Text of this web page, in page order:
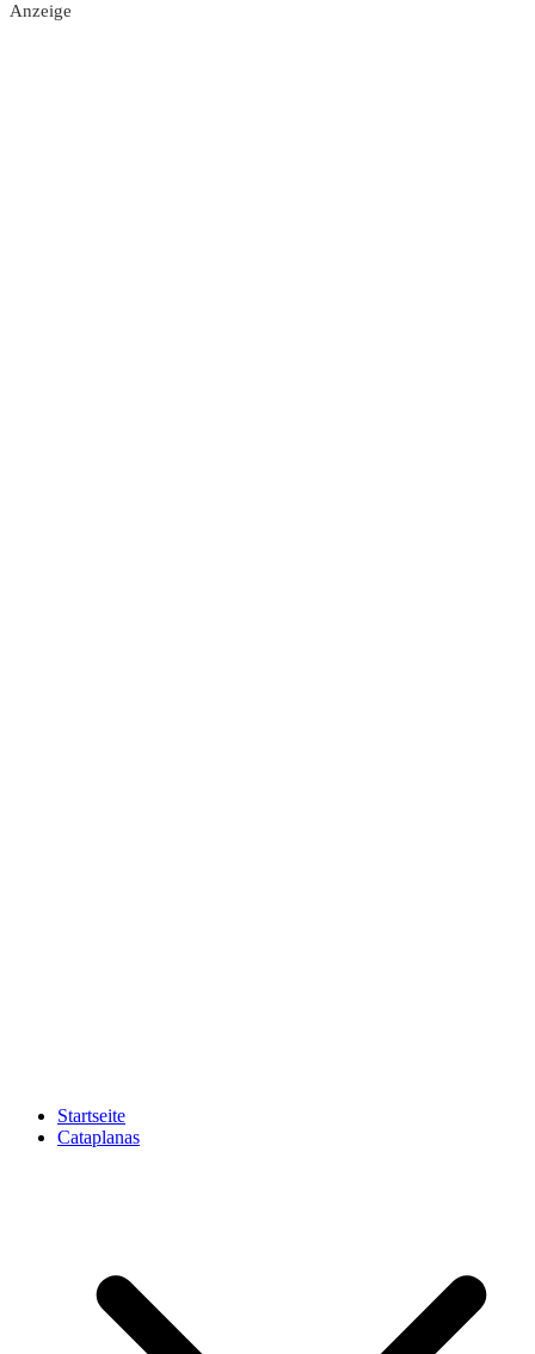
Anzeige
Startseite
Cataplanas